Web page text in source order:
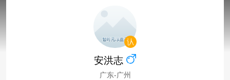
安洪志
广东-广州